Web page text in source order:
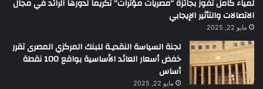
لمياء كامل تفوز بجائزة “مصريات مؤثرات” تكريماً لدورها الرائد في مجال
الاتصالات والتأثير الإيجابي
مايو 22, 2025
لجنة السياسة النقديـة للبنك المركزي المصرى تقرر
خفض أسعار العائد الأساسية بواقع 100 نقطة
أساس
مايو 22, 2025